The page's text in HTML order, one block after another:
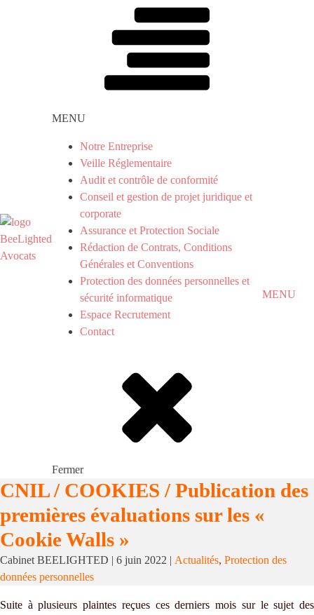
MENU
Notre Entreprise
Veille Réglementaire
Audit et contrôle de conformité
Conseil et gestion de projet juridique et
corporate
Assurance et Protection Sociale
Rédaction de Contrats, Conditions
Générales et Conventions
Protection des données personnelles et
sécurité informatique
Espace Recrutement
Contact
Fermer
MENU
CNIL / COOKIES / Publication des
premières évaluations sur les «
Cookie Walls »
Cabinet BEELIGHTED | 6 juin 2022 | Actualités, Protection des
données personnelles
Suite à plusieurs plaintes reçues ces derniers mois sur le sujet des